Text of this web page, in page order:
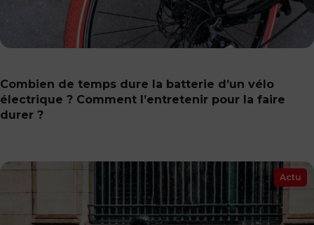
Combien de temps dure la batterie d’un vélo
électrique ? Comment l’entretenir pour la faire
durer ?
Actu